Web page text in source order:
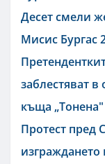
Десет смели
Мисис Бургас
заблестяват
къща „Тонена"
Протест пред
изграждането